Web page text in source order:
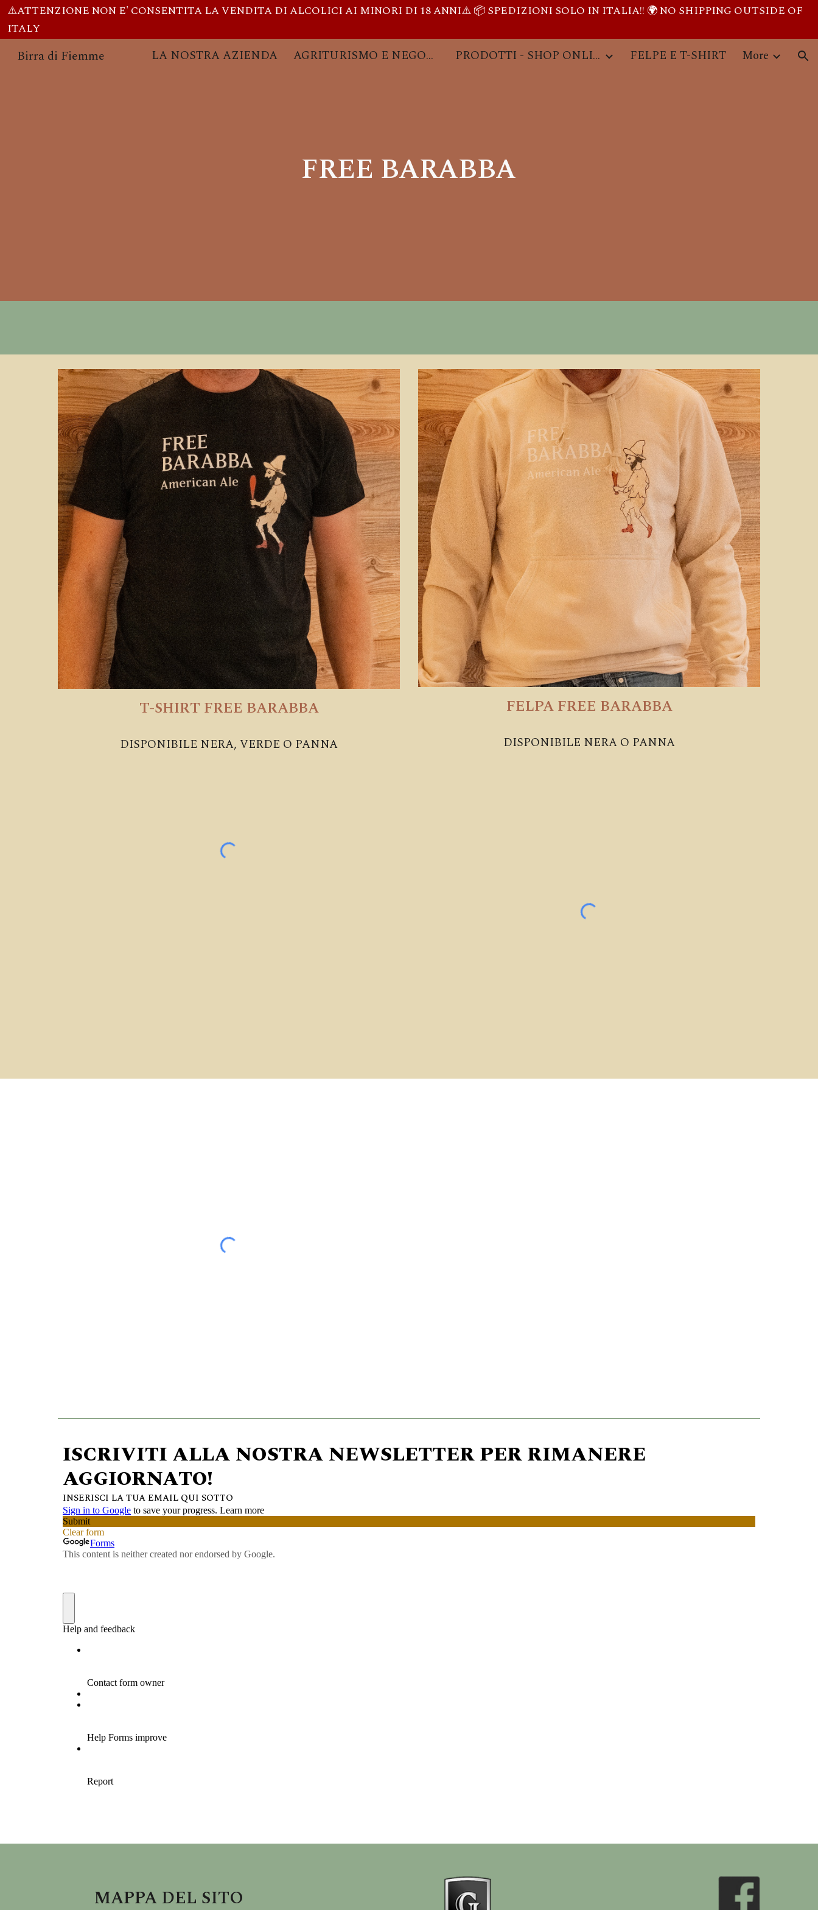
⚠️ATTENZIONE NON E' CONSENTITA LA VENDITA DI ALCOLICI AI MINORI DI 18 ANNI⚠️ 📦 SPEDIZIONI SOLO IN ITALIA!! 🌍 NO SHIPPING OUTSIDE OF
ITALY
Birra di Fiemme LA NOSTRA AZIENDA AGRITURISMO E NEGOZIO PRODOTTI - SHOP ONLINE FELPE E T-SHIRT More
FREE BARABBA
T-SHIRT FREE BARABBA
DISPONIBILE NERA, VERDE O PANNA
FELPA FREE BARABBA
DISPONIBILE NERA O PANNA
MAPPA DEL SITO